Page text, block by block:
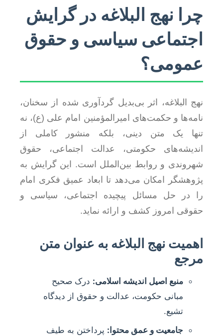
چرا نهج البلاغه در گرایش
اجتماعی سیاسی و حقوق
عمومی؟
نهج البلاغه، اثر بی‌بدیل گردآوری شده از سخنان،
نامه‌ها و حکمت‌های امیرالمؤمنین امام علی (ع)، نه
تنها یک متن دینی، بلکه منشور کاملی از
اندیشه‌های حکومتی، عدالت اجتماعی، حقوق
شهروندی و روابط بین‌الملل است. این گرایش به
پژوهشگر امکان می‌دهد تا ابعاد عمیق فکری امام
را در حل مسائل پیچیده اجتماعی، سیاسی و
حقوقی امروز کشف و ارائه نماید.
اهمیت نهج البلاغه به عنوان متن
مرجع
منبع اصیل اندیشه اسلامی: درک صحیح
مبانی حکومت، عدالت و حقوق از دیدگاه
تشیع.
جامعیت و عمق محتوا: پرداختن به طیف